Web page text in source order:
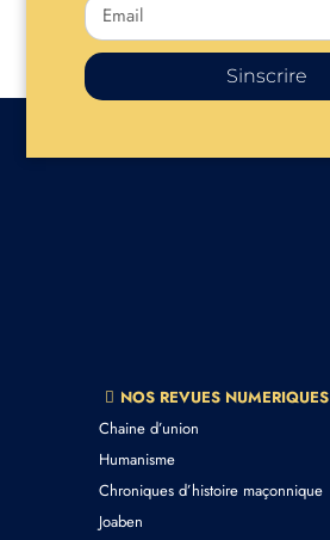
Sinscrire
NOS REVUES NUMERIQUES
Chaine d’union
Humanisme
Chroniques d’histoire maçonnique
Joaben